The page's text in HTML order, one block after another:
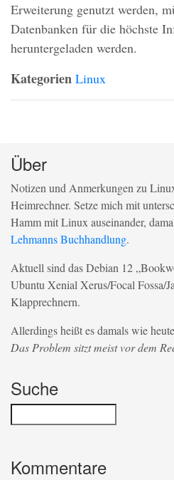
Erweiterung genutzt werden,
Datenbanken für die höchste
heruntergeladen werden.
Kategorien Linux
Über
Notizen und Anmerkungen zu
Heimrechner. Setze mich mit
Hamm mit Linux auseinander,
Lehmanns Buchhandlung.
Aktuell sind das Debian 12
Ubuntu Xenial Xerus/Focal Fossa/
Klapprechnern.
Allerdings heißt es damals wie
Das Problem sitzt meist vor dem
Suche
Kommentare